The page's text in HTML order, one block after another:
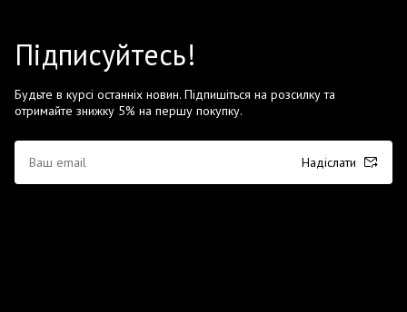
Підписуйтесь!
Будьте в курсі останніх новин. Підпишіться на розсилку та
отримайте знижку 5% на першу покупку.
Надіслати